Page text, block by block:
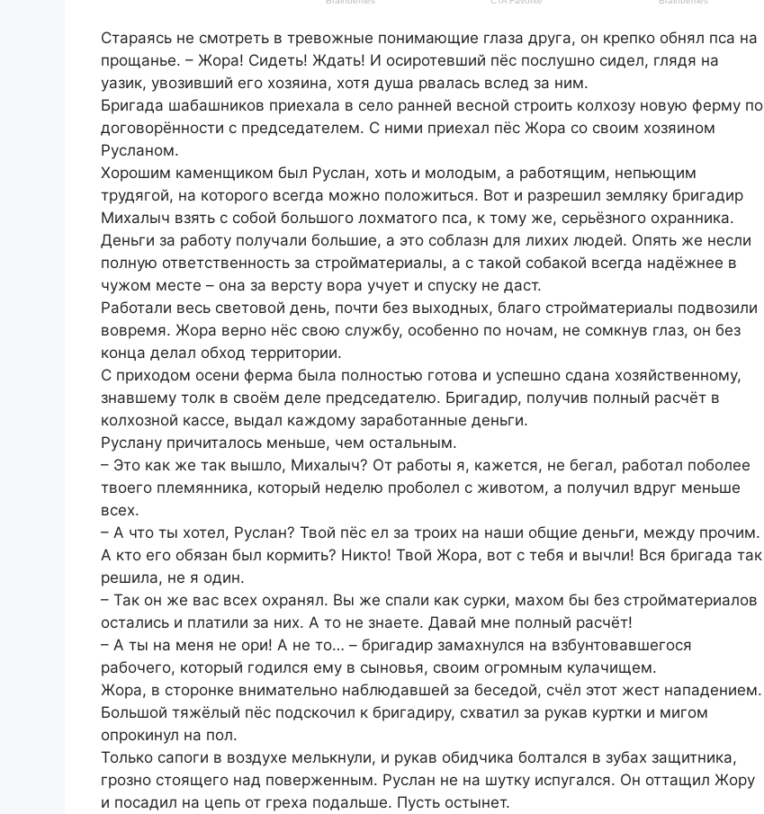
Стараясь не смотреть в тревожные понимающие глаза друга, он крепко обнял пса на
прощанье. – Жора! Сидеть! Ждать! И осиротевший пёс послушно сидел, глядя на
уазик, увозивший его хозяина, хотя душа рвалась вслед за ним.
Бригада шабашников приехала в село ранней весной строить колхозу новую ферму по
договорённости с председателем. С ними приехал пёс Жора со своим хозяином
Русланом.
Хорошим каменщиком был Руслан, хоть и молодым, а работящим, непьющим
трудягой, на которого всегда можно положиться. Вот и разрешил земляку бригадир
Михалыч взять с собой большого лохматого пса, к тому же, серьёзного охранника.
Деньги за работу получали большие, а это соблазн для лихих людей. Опять же несли
полную ответственность за стройматериалы, а с такой собакой всегда надёжнее в
чужом месте – она за версту вора учует и спуску не даст.
Работали весь световой день, почти без выходных, благо стройматериалы подвозили
вовремя. Жора верно нёс свою службу, особенно по ночам, не сомкнув глаз, он без
конца делал обход территории.
С приходом осени ферма была полностью готова и успешно сдана хозяйственному,
знавшему толк в своём деле председателю. Бригадир, получив полный расчёт в
колхозной кассе, выдал каждому заработанные деньги.
Руслану причиталось меньше, чем остальным.
– Это как же так вышло, Михалыч? От работы я, кажется, не бегал, работал поболее
твоего племянника, который неделю проболел с животом, а получил вдруг меньше
всех.
– А что ты хотел, Руслан? Твой пёс ел за троих на наши общие деньги, между прочим.
А кто его обязан был кормить? Никто! Твой Жора, вот с тебя и вычли! Вся бригада так
решила, не я один.
– Так он же вас всех охранял. Вы же спали как сурки, махом бы без стройматериалов
остались и платили за них. А то не знаете. Давай мне полный расчёт!
– А ты на меня не ори! А не то… – бригадир замахнулся на взбунтовавшегося
рабочего, который годился ему в сыновья, своим огромным кулачищем.
Жора, в сторонке внимательно наблюдавшей за беседой, счёл этот жест нападением.
Большой тяжёлый пёс подскочил к бригадиру, схватил за рукав куртки и мигом
опрокинул на пол.
Только сапоги в воздухе мелькнули, и рукав обидчика болтался в зубах защитника,
грозно стоящего над поверженным. Руслан не на шутку испугался. Он оттащил Жору
и посадил на цепь от греха подальше. Пусть остынет.